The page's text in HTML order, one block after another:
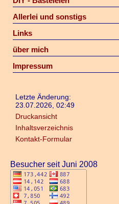
Allerlei und sonstigs
Links
über mich
Impressum
Letzte Änderung:
23.07.2026, 02:49
Druckansicht
Inhaltsverzeichnis
Kontakt-Formular
Besucher seit Juni 2008